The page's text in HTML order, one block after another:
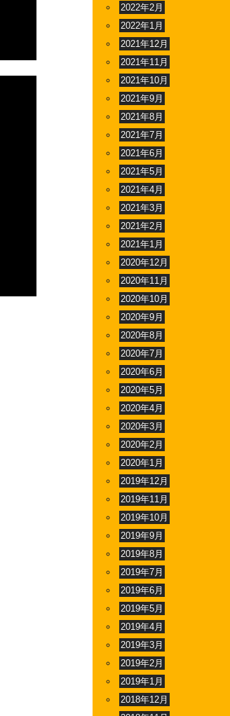
2022年2月
2022年1月
2021年12月
2021年11月
2021年10月
2021年9月
2021年8月
2021年7月
2021年6月
2021年5月
2021年4月
2021年3月
2021年2月
2021年1月
2020年12月
2020年11月
2020年10月
2020年9月
2020年8月
2020年7月
2020年6月
2020年5月
2020年4月
2020年3月
2020年2月
2020年1月
2019年12月
2019年11月
2019年10月
2019年9月
2019年8月
2019年7月
2019年6月
2019年5月
2019年4月
2019年3月
2019年2月
2019年1月
2018年12月